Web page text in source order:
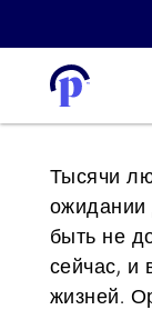
Тысячи
ожидании
быть не
сейчас, и
жизней.